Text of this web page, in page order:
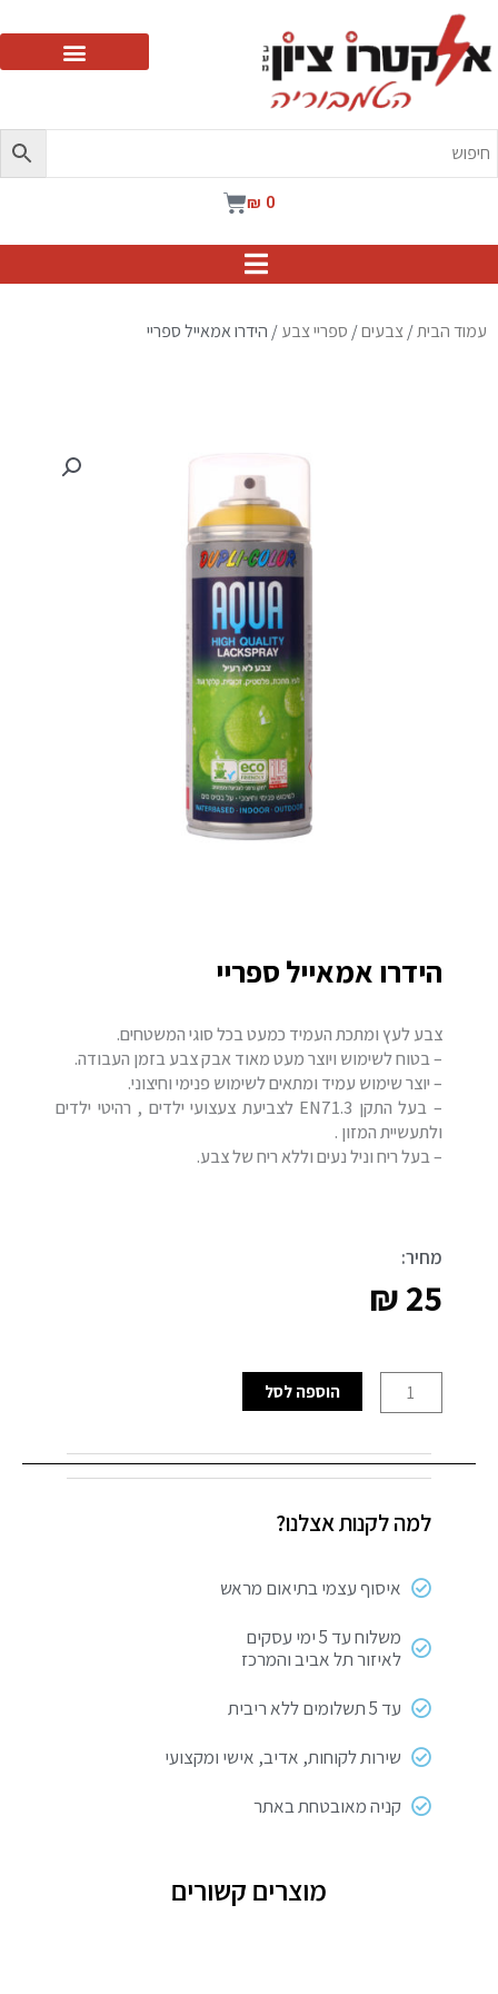
₪ 0
עגלת
עמוד הבית/צבעים/ ספריי צבע/ הידרו אמאייל ספריי
הידרו אמאייל ספריי
צבע לעץ ומתכת העמיד כמעט בכל סוגי המשטחים.
– בטוח לשימוש ויוצר מעט מאוד אבק צבע בזמן העבודה.
– יוצר שימוש עמיד ומתאים לשימוש פנימי וחיצוני.
– בעל התקן EN71.3 לצביעת צעצועי ילדים , רהיטי ילדים
ולתעשיית המזון .
– בעל ריח וניל נעים וללא ריח של צבע.
מחיר:
₪25
של
אמאייל
הוספה לסל
למה לקנות אצלנו?
איסוף עצמי בתיאום מראש
משלוח עד 5 ימי עסקים
לאיזור תל אביב והמרכז
עד 5 תשלומים ללא ריבית
שירות לקוחות, אדיב, אישי ומקצועי
קניה מאובטחת באתר
מוצרים קשורים